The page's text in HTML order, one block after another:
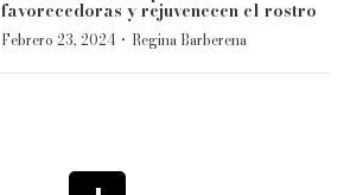
favorecedoras y rejuvenecen el rostro
Febrero 23, 2024 · Regina Barberena